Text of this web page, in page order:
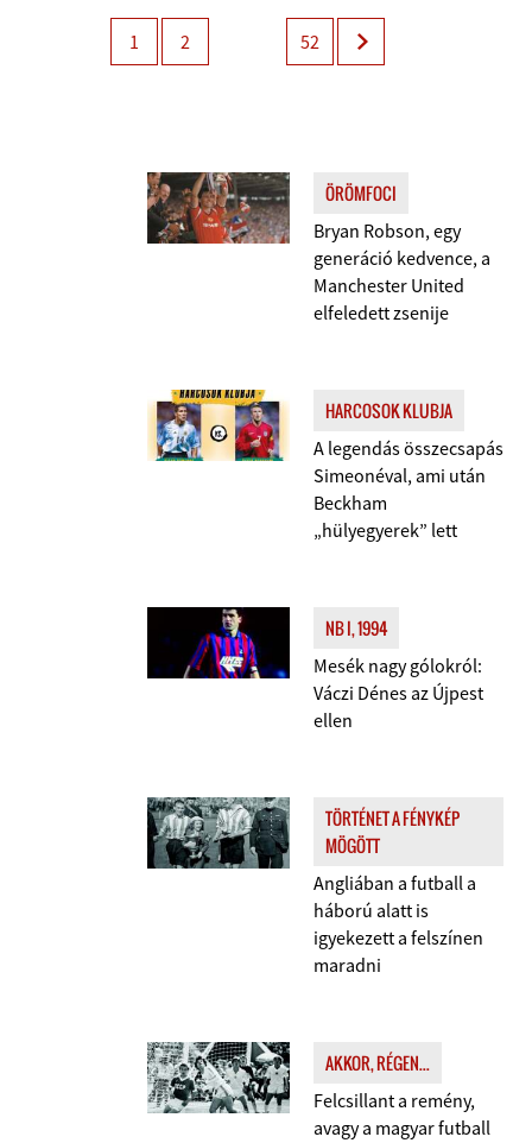
1 2 52
ÖRÖMFOCI
Bryan Robson, egy
generáció kedvence, a
Manchester United
elfeledett zsenije
HARCOSOK KLUBJA
A legendás összecsapás
Simeonéval, ami után
Beckham
„hülyegyerek” lett
NB I, 1994
Mesék nagy gólokról:
Váczi Dénes az Újpest
ellen
TÖRTÉNET A FÉNYKÉP
MÖGÖTT
Angliában a futball a
háború alatt is
igyekezett a felszínen
maradni
AKKOR, RÉGEN...
Felcsillant a remény,
avagy a magyar futball